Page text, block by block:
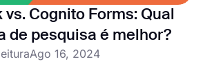
vs. Cognito Forms: Qual
de pesquisa é melhor?
Ago 16, 2024